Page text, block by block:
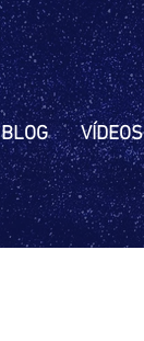
BLOG VÍDEOS